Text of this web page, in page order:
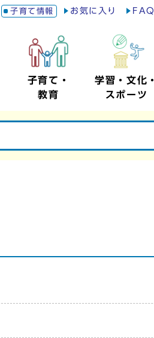
子育て情報 お気に入り FAQ
子育て・
教育
学習・文化・
スポーツ